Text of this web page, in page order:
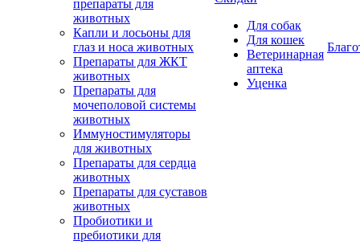
препараты для
животных
Капли и лосьоны для
глаз и носа животных
Препараты для ЖКТ
животных
Препараты для
мочеполовой системы
животных
Иммуностимуляторы
для животных
Препараты для сердца
животных
Препараты для суставов
животных
Пробиотики и
пребиотики для
Для собак
Для кошек
Ветеринарная
аптека
Уценка